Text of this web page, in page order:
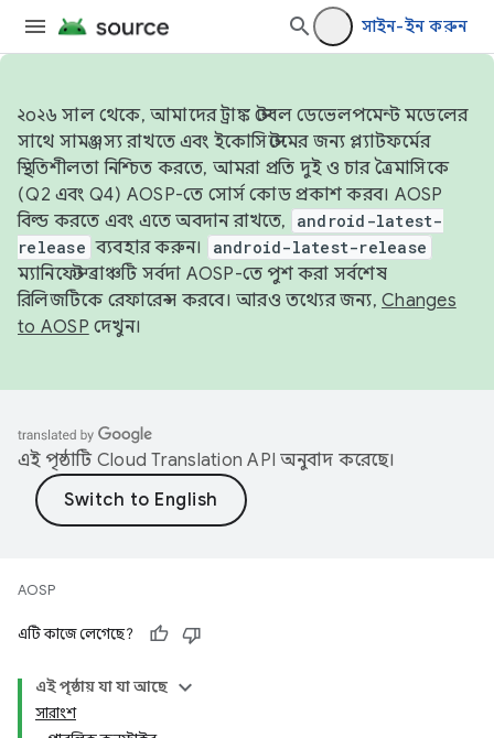
সাইন-ইন করুন
২০২৬ সাল থেকে, আমাদের ট্রাঙ্ক স্টেবল ডেভেলপমেন্ট মডেলের
সাথে সামঞ্জস্য রাখতে এবং ইকোসিস্টেমের জন্য প্ল্যাটফর্মের
স্থিতিশীলতা নিশ্চিত করতে, আমরা প্রতি দুই ও চার ত্রৈমাসিকে
(Q2 এবং Q4) AOSP-তে সোর্স কোড প্রকাশ করব। AOSP
বিল্ড করতে এবং এতে অবদান রাখতে,
android-latest-
release ব্যবহার করুন। android-latest-release
ম্যানিফেস্ট ব্রাঞ্চটি সর্বদা AOSP-তে পুশ করা সর্বশেষ
রিলিজটিকে রেফারেন্স করবে। আরও তথ্যের জন্য, Changes
to AOSP দেখুন।
এই পৃষ্ঠাটি Cloud Translation API অনুবাদ করেছে।
AOSP
এটি কাজে লেগেছে?
এই পৃষ্ঠায় যা যা আছে
সারাংশ